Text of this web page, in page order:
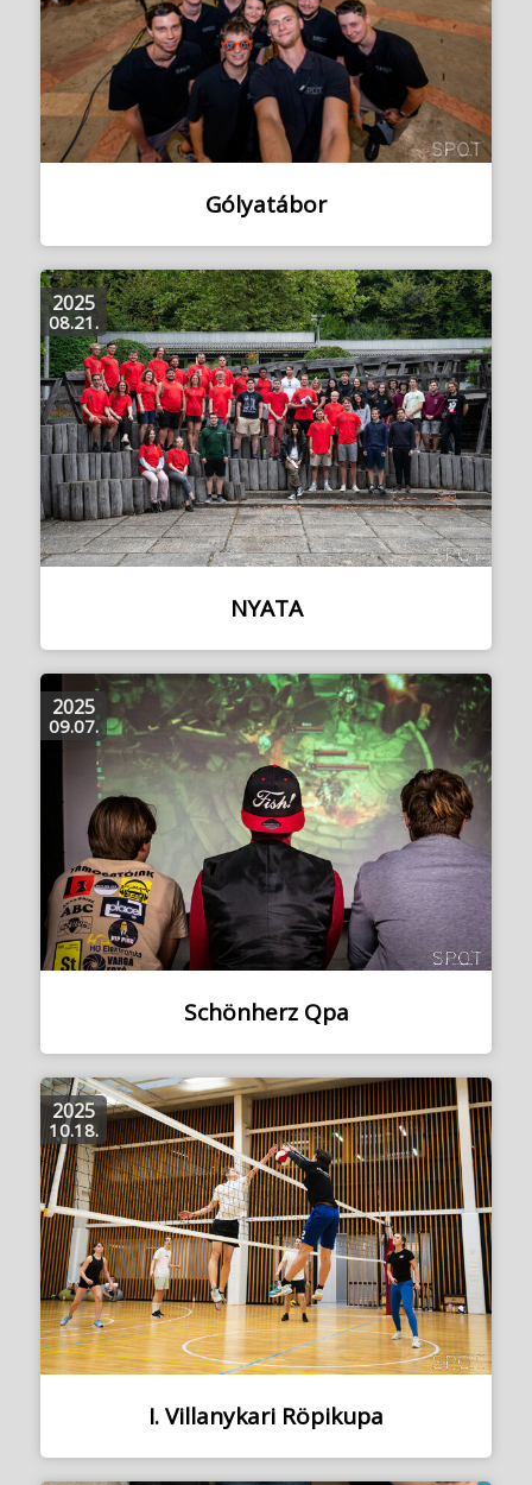
Gólyatábor
NYATA
2025
08.21.
Schönherz Qpa
2025
09.07.
I. Villanykari Röpikupa
2025
10.18.